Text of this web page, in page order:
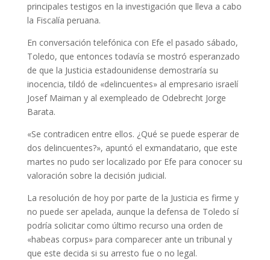
principales testigos en la investigación que lleva a cabo
la Fiscalía peruana.
En conversación telefónica con Efe el pasado sábado,
Toledo, que entonces todavía se mostró esperanzado
de que la Justicia estadounidense demostraría su
inocencia, tildó de «delincuentes» al empresario israelí
Josef Maiman y al exempleado de Odebrecht Jorge
Barata.
«Se contradicen entre ellos. ¿Qué se puede esperar de
dos delincuentes?», apuntó el exmandatario, que este
martes no pudo ser localizado por Efe para conocer su
valoración sobre la decisión judicial.
La resolución de hoy por parte de la Justicia es firme y
no puede ser apelada, aunque la defensa de Toledo sí
podría solicitar como último recurso una orden de
«habeas corpus» para comparecer ante un tribunal y
que este decida si su arresto fue o no legal.